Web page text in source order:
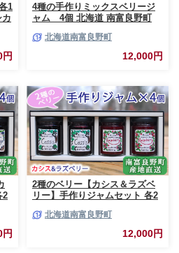
1
や
4種の手作りミックスベリージ
ャム 4個 北海道 南富良野町
合せ ブルーベリー てんさい糖
酸味 甘味 香り 甘酸っぱい 美味
北海道南富良野町
12,000円
2
2種のベリー【カシス＆ラズベ
リー】手作りジャムセット 各2
リー カシス ラズベリー ソース
果実 てんさい糖 無農薬
北海道南富良野町
12,000円